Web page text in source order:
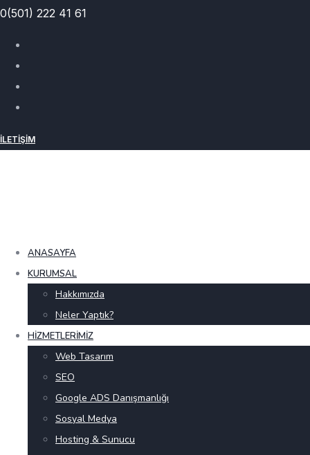
0(501) 222 41 61
İLETIŞIM
ANASAYFA
KURUMSAL
Hakkımızda
Neler Yaptık?
HIZMETLERIMIZ
Web Tasarım
SEO
Google ADS Danışmanlığı
Sosyal Medya
Hosting & Sunucu